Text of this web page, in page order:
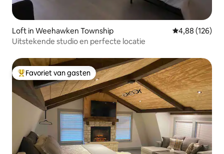
Loft in Weehawken Township Gemiddelde
4,88 (126)
Uitstekende studio en perfecte locatie
Topfavoriet van gasten
Favoriet van gasten